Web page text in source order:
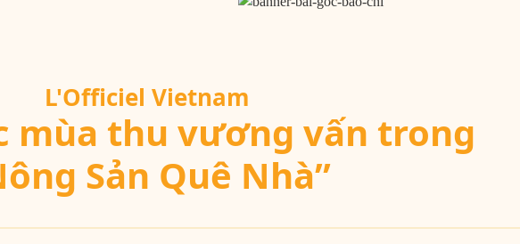
L'Officiel Vietnam
mùa thu vương vấn trong
Sản Quê Nhà”